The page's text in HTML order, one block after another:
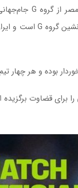
بوده و هر چهار
برای قضاوت